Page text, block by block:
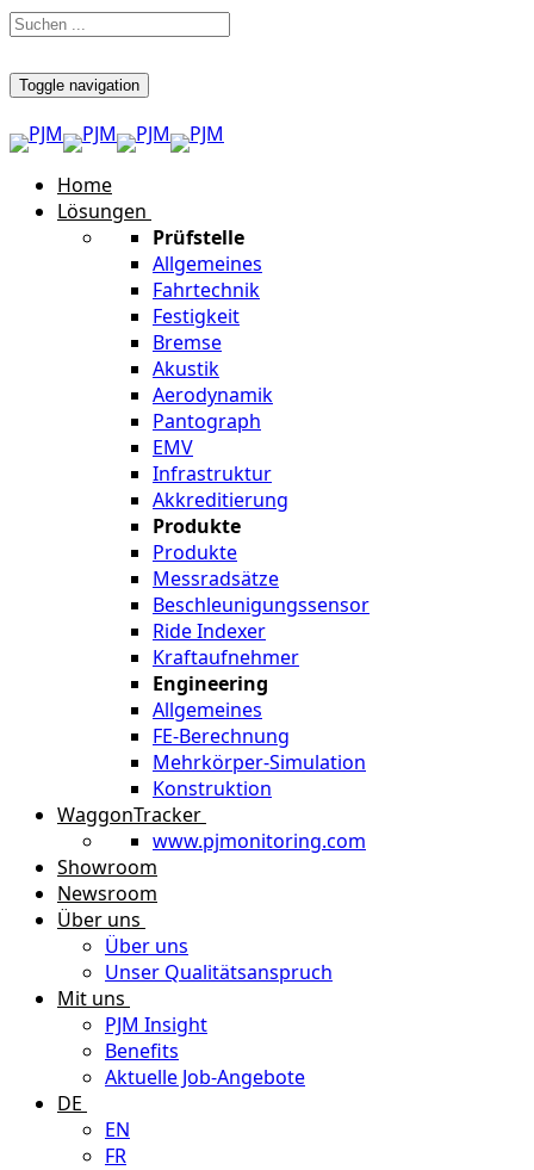
Toggle navigation
Home
Lösungen
Prüfstelle
Allgemeines
Fahrtechnik
Festigkeit
Bremse
Akustik
Aerodynamik
Pantograph
EMV
Infrastruktur
Akkreditierung
Produkte
Produkte
Messradsätze
Beschleunigungssensor
Ride Indexer
Kraftaufnehmer
Engineering
Allgemeines
FE-Berechnung
Mehrkörper-Simulation
Konstruktion
WaggonTracker
www.pjmonitoring.com
Showroom
Newsroom
Über uns
Über uns
Unser Qualitätsanspruch
Mit uns
PJM Insight
Benefits
Aktuelle Job-Angebote
DE
EN
FR